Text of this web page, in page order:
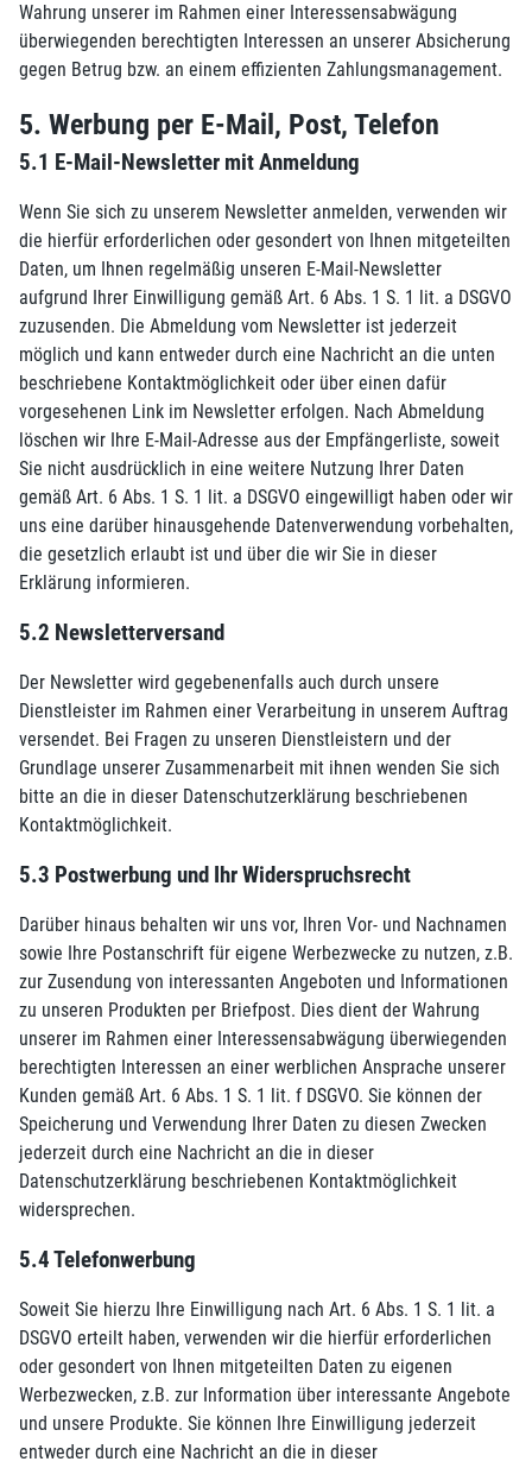
Wahrung unserer im Rahmen einer Interessensabwägung
überwiegenden berechtigten Interessen an unserer Absicherung
gegen Betrug bzw. an einem effizienten Zahlungsmanagement.
5. Werbung per E-Mail, Post, Telefon
5.1 E-Mail-Newsletter mit Anmeldung
Wenn Sie sich zu unserem Newsletter anmelden, verwenden wir
die hierfür erforderlichen oder gesondert von Ihnen mitgeteilten
Daten, um Ihnen regelmäßig unseren E-Mail-Newsletter
aufgrund Ihrer Einwilligung gemäß Art. 6 Abs. 1 S. 1 lit. a DSGVO
zuzusenden. Die Abmeldung vom Newsletter ist jederzeit
möglich und kann entweder durch eine Nachricht an die unten
beschriebene Kontaktmöglichkeit oder über einen dafür
vorgesehenen Link im Newsletter erfolgen. Nach Abmeldung
löschen wir Ihre E-Mail-Adresse aus der Empfängerliste, soweit
Sie nicht ausdrücklich in eine weitere Nutzung Ihrer Daten
gemäß Art. 6 Abs. 1 S. 1 lit. a DSGVO eingewilligt haben oder wir
uns eine darüber hinausgehende Datenverwendung vorbehalten,
die gesetzlich erlaubt ist und über die wir Sie in dieser
Erklärung informieren.
5.2 Newsletterversand
Der Newsletter wird gegebenenfalls auch durch unsere
Dienstleister im Rahmen einer Verarbeitung in unserem Auftrag
versendet. Bei Fragen zu unseren Dienstleistern und der
Grundlage unserer Zusammenarbeit mit ihnen wenden Sie sich
bitte an die in dieser Datenschutzerklärung beschriebenen
Kontaktmöglichkeit.
5.3 Postwerbung und Ihr Widerspruchsrecht
Darüber hinaus behalten wir uns vor, Ihren Vor- und Nachnamen
sowie Ihre Postanschrift für eigene Werbezwecke zu nutzen, z.B.
zur Zusendung von interessanten Angeboten und Informationen
zu unseren Produkten per Briefpost. Dies dient der Wahrung
unserer im Rahmen einer Interessensabwägung überwiegenden
berechtigten Interessen an einer werblichen Ansprache unserer
Kunden gemäß Art. 6 Abs. 1 S. 1 lit. f DSGVO. Sie können der
Speicherung und Verwendung Ihrer Daten zu diesen Zwecken
jederzeit durch eine Nachricht an die in dieser
Datenschutzerklärung beschriebenen Kontaktmöglichkeit
widersprechen.
5.4 Telefonwerbung
Soweit Sie hierzu Ihre Einwilligung nach Art. 6 Abs. 1 S. 1 lit. a
DSGVO erteilt haben, verwenden wir die hierfür erforderlichen
oder gesondert von Ihnen mitgeteilten Daten zu eigenen
Werbezwecken, z.B. zur Information über interessante Angebote
und unsere Produkte. Sie können Ihre Einwilligung jederzeit
entweder durch eine Nachricht an die in dieser